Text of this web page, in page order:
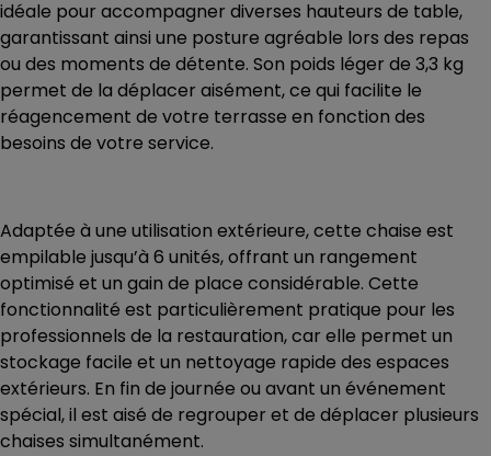
idéale pour accompagner diverses hauteurs de table,
garantissant ainsi une posture agréable lors des repas
ou des moments de détente. Son poids léger de 3,3 kg
permet de la déplacer aisément, ce qui facilite le
réagencement de votre terrasse en fonction des
besoins de votre service.
Adaptée à une utilisation extérieure, cette chaise est
empilable jusqu’à 6 unités, offrant un rangement
optimisé et un gain de place considérable. Cette
fonctionnalité est particulièrement pratique pour les
professionnels de la restauration, car elle permet un
stockage facile et un nettoyage rapide des espaces
extérieurs. En fin de journée ou avant un événement
spécial, il est aisé de regrouper et de déplacer plusieurs
chaises simultanément.